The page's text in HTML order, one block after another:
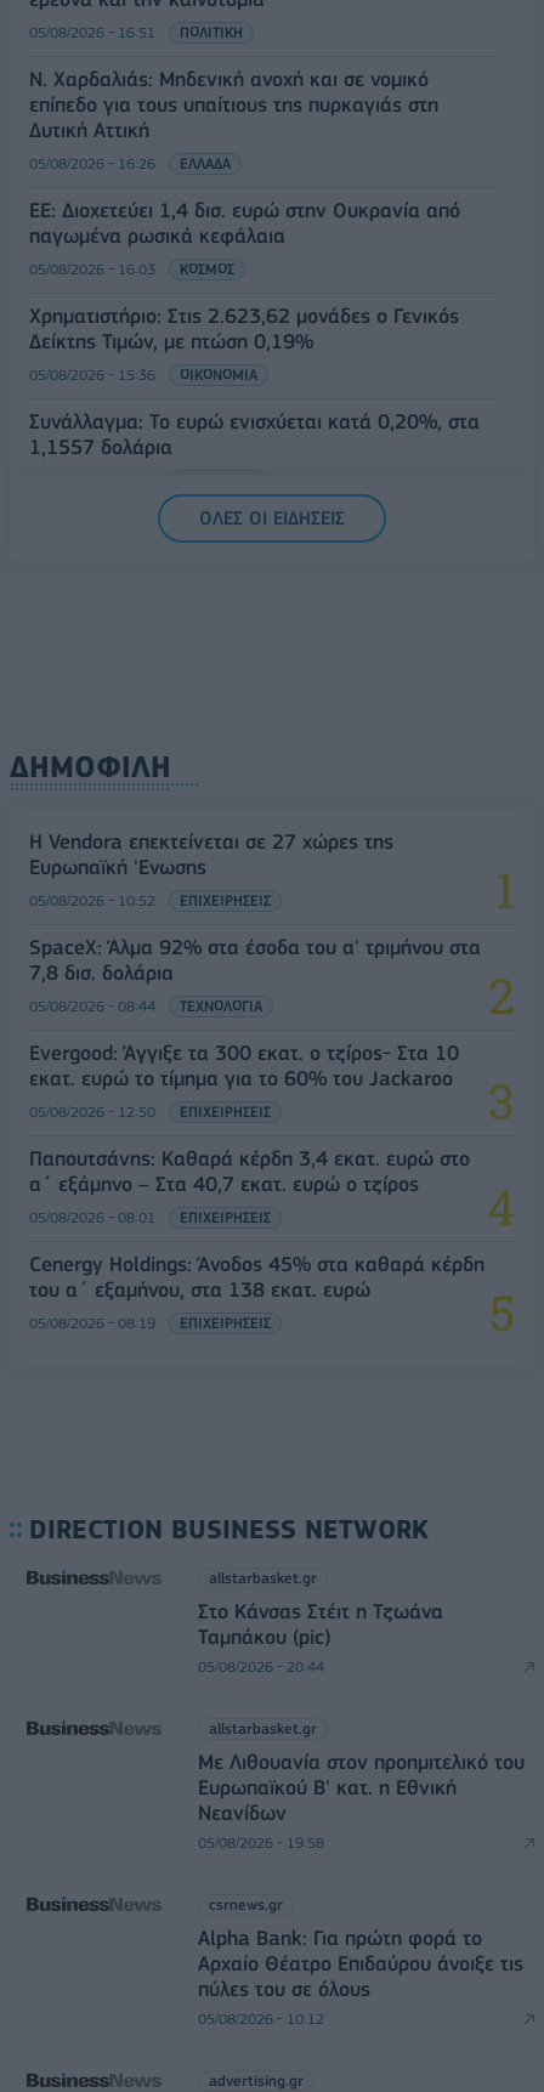
05/08/2026 - 16:51 ΠΟΛΙΤΙΚΗ
Ν. Χαρδαλιάς: Μηδενική ανοχή και σε νομικό
επίπεδο για τους υπαίτιους της πυρκαγιάς στη
Δυτική Αττική
05/08/2026 - 16:26 ΕΛΛΑΔΑ
ΕΕ: Διοχετεύει 1,4 δισ. ευρώ στην Ουκρανία από
παγωμένα ρωσικά κεφάλαια
05/08/2026 - 16:03 ΚΟΣΜΟΣ
Χρηματιστήριο: Στις 2.623,62 μονάδες ο Γενικός
Δείκτης Τιμών, με πτώση 0,19%
05/08/2026 - 15:36 ΟΙΚΟΝΟΜΙΑ
Συνάλλαγμα: Το ευρώ ενισχύεται κατά 0,20%, στα
1,1557 δολάρια
ΟΛΕΣ ΟΙ ΕΙΔΗΣΕΙΣ
ΔΗΜΟΦΙΛΗ
Η Vendora επεκτείνεται σε 27 χώρες της
Ευρωπαϊκή 'Ενωσης
05/08/2026 - 10:52 ΕΠΙΧΕΙΡΗΣΕΙΣ
SpaceX: Άλμα 92% στα έσοδα του α' τριμήνου στα
7,8 δισ. δολάρια
05/08/2026 - 08:44 ΤΕΧΝΟΛΟΓΙΑ
Evergood: Άγγιξε τα 300 εκατ. ο τζίρος- Στα 10
εκατ. ευρώ το τίμημα για το 60% του Jackaroo
05/08/2026 - 12:50 ΕΠΙΧΕΙΡΗΣΕΙΣ
Παπουτσάνης: Καθαρά κέρδη 3,4 εκατ. ευρώ στο
α΄ εξάμηνο – Στα 40,7 εκατ. ευρώ ο τζίρος
05/08/2026 - 08:01 ΕΠΙΧΕΙΡΗΣΕΙΣ
Cenergy Holdings: Άνοδος 45% στα καθαρά κέρδη
του α΄ εξαμήνου, στα 138 εκατ. ευρώ
05/08/2026 - 08:19 ΕΠΙΧΕΙΡΗΣΕΙΣ
DIRECTION BUSINESS NETWORK
allstarbasket.gr
Στο Κάνσας Στέιτ η Τζωάνα
Ταμπάκου (pic)
05/08/2026 - 20:44
allstarbasket.gr
Με Λιθουανία στον προημιτελικό του
Ευρωπαϊκού Β' κατ. η Εθνική
Νεανίδων
05/08/2026 - 19:58
csrnews.gr
Alpha Bank: Για πρώτη φορά το
Αρχαίο Θέατρο Επιδαύρου άνοιξε τις
πύλες του σε όλους
05/08/2026 - 10:12
advertising.gr